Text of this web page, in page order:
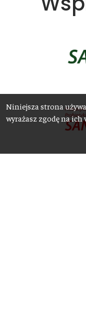
Niniejsza strona
wyrażasz zgodę na